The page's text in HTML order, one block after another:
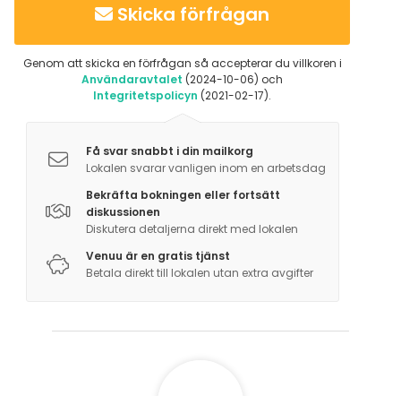
Skicka förfrågan
Genom att skicka en förfrågan så accepterar du villkoren i
Användaravtalet (2024-10-06) och
Integritetspolicyn (2021-02-17).
Få svar snabbt i din mailkorg
Lokalen svarar vanligen inom en arbetsdag
Bekräfta bokningen eller fortsätt
diskussionen
Diskutera detaljerna direkt med lokalen
Venuu är en gratis tjänst
Betala direkt till lokalen utan extra avgifter